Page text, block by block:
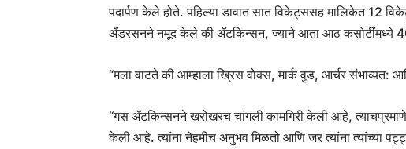
पदार्पण केले होते. पहिल्या डावात सात विकेट्ससह मालिकेत 12
अँडरसनने नमूद केले की ॲटकिन्सन, ज्याने आता आठ कसोटींमध्ये
“मला वाटते की आम्हाला ख्रिस वोक्स, मार्क वुड, आर्चर संभाव्यत:
“गस ॲटकिन्सनने खरोखरच चांगली कामगिरी केली आहे, त्याचप्रमाणे
केली आहे. त्यांना नेहमीच अनुभव मिळतो आणि जर त्यांना त्यांच्या